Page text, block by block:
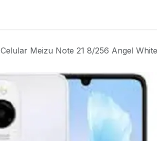
Celular Meizu Note 21 8/256 Angel White